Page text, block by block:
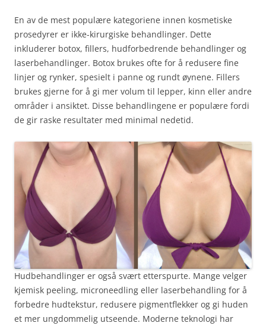
En av de mest populære kategoriene innen kosmetiske
prosedyrer er ikke-kirurgiske behandlinger. Dette
inkluderer botox, fillers, hudforbedrende behandlinger og
laserbehandlinger. Botox brukes ofte for å redusere fine
linjer og rynker, spesielt i panne og rundt øynene. Fillers
brukes gjerne for å gi mer volum til lepper, kinn eller andre
områder i ansiktet. Disse behandlingene er populære fordi
de gir raske resultater med minimal nedetid.
Hudbehandlinger er også svært etterspurte. Mange velger
kjemisk peeling, microneedling eller laserbehandling for å
forbedre hudtekstur, redusere pigmentflekker og gi huden
et mer ungdommelig utseende. Moderne teknologi har